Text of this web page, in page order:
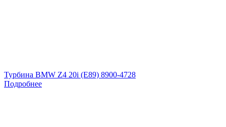
Турбина BMW Z4 20i (E89) 8900-4728
Подробнее